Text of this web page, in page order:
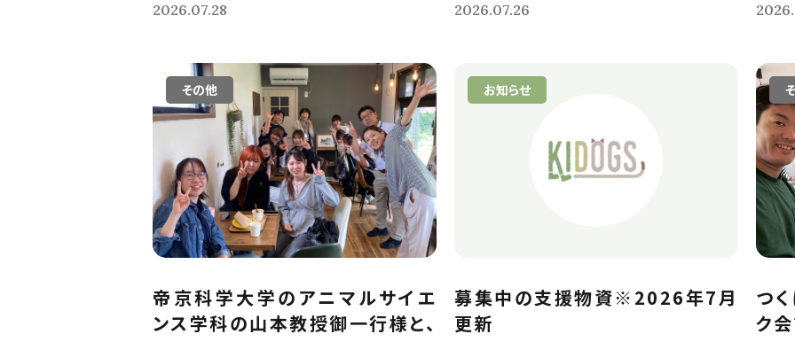
2026.07.28 2026.07.26
その他
帝京科学大学のアニマルサイエ
ンス学科の山本教授御一行様と、
お知らせ
募集中の支援物資※2026年7月
更新
つ
ク